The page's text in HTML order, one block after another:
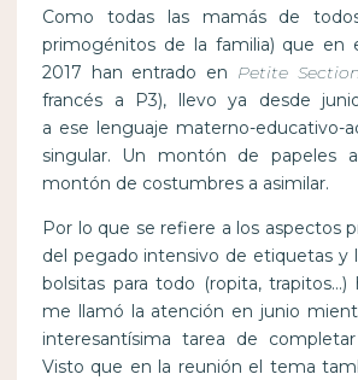
Como todas las mamás de
primogénitos de la familia) que en
2017 han entrado en Petite Section
francés a P3), llevo ya desde
a ese lenguaje materno-educativo-
singular. Un montón de papeles
montón de costumbres a asimilar.
Por lo que se refiere a los aspectos
del pegado intensivo de etiquetas y
bolsitas para todo (ropita,
me llamó la atención en junio
interesantísima tarea de
Visto que en la reunión el tema